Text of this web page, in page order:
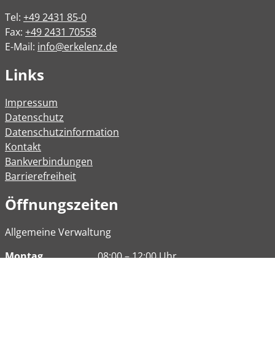
Tel: +49 2431 85-0
Fax: +49 2431 70558
E-Mail: info@erkelenz.de
Links
Impressum
Datenschutz
Datenschutzinformation
Kontakt
Bankverbindungen
Barrierefreiheit
Öffnungszeiten
Allgemeine Verwaltung
Montag
08:00 – 12:00 Uhr